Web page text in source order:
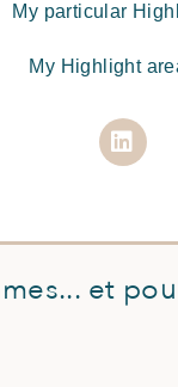
My particular
My Highlight
et